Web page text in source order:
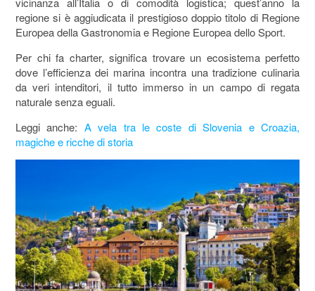
regione si è aggiudicata il prestigioso doppio titolo di Regione
Europea della Gastronomia e Regione Europea dello Sport.
Per chi fa charter, significa trovare un ecosistema perfetto
dove l’efficienza dei marina incontra una tradizione culinaria
da veri intenditori, il tutto immerso in un campo di regata
naturale senza eguali.
Leggi anche: A vela tra le coste di Slovenia e Croazia,
magiche e ricche di storia